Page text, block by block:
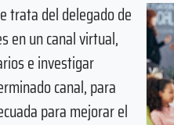
trata del delegado de
en un canal virtual,
e investigar
canal, para
para mejorar el